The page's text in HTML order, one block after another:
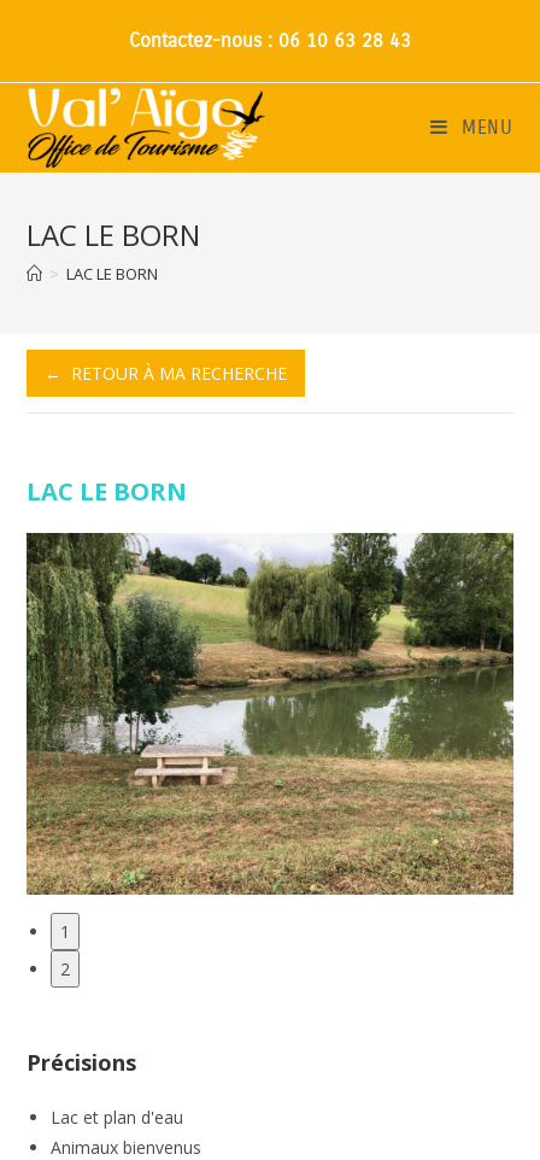
Contactez-nous : 06 10 63 28 43
MENU
LAC LE BORN
> LAC LE BORN
← RETOUR À MA RECHERCHE
LAC LE BORN
1
2
Précisions
Lac et plan d'eau
Animaux bienvenus